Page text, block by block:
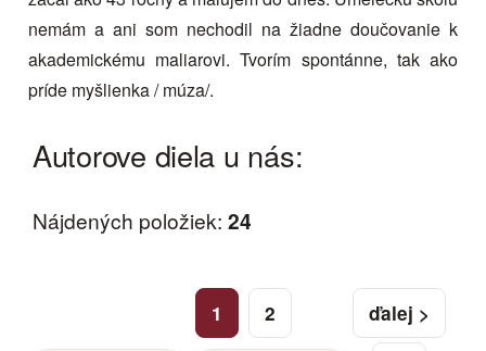
nemám a ani som nechodil na žiadne doučovanie k
akademickému maliarovi. Tvorím spontánne, tak ako
príde myšlienka / múza/.
Autorove diela u nás:
Nájdených položiek: 24
ďalej >
1 2